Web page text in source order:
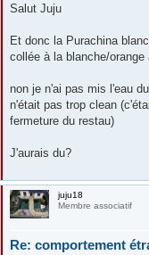
s
g
Salut Juju
Et donc la Purachina
collée à la blanche/orange
non je n'ai pas mis l'eau
n'était pas trop clean
fermeture du restau)
J'aurais du?
juju18
Membre associatif
Re: comportement